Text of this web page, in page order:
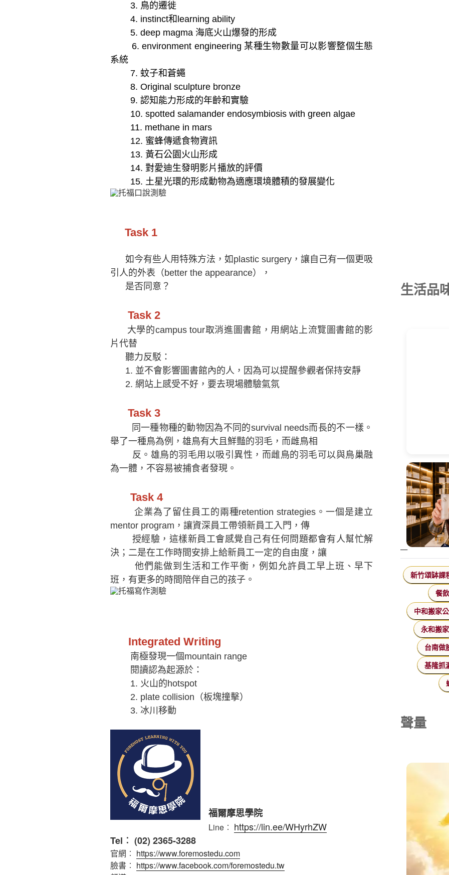
3. 鳥的遷徙
4. instinct和learning ability
5. deep magma 海底火山爆發的形成
6. environment engineering 某種生物數量可以影響整個生態
系統
7. 蚊子和蒼蠅
8. Original sculpture bronze
9. 認知能力形成的年齡和實驗
10. spotted salamander endosymbiosis with green algae
11. methane in mars
12. 蜜蜂傳遞食物資訊
13. 黃石公園火山形成
14. 對愛迪生發明影片播放的評價
15. 土星光環的形成動物為適應環境體積的發展變化
Task 1
如今有些人用特殊方法，如plastic surgery，讓自己有一個更吸
引人的外表（better the appearance），
是否同意？
Task 2
大學的campus tour取消進圖書館，用網站上流覽圖書館的影
片代替
聽力反駁：
1. 並不會影響圖書館內的人，因為可以提醒參觀者保持安靜
2. 網站上感受不好，要去現場體驗氣氛
Task 3
同一種物種的動物因為不同的survival needs而長的不一樣。
舉了一種鳥為例，雄鳥有大且鮮豔的羽毛，而雌鳥相
反。雄鳥的羽毛用以吸引異性，而雌鳥的羽毛可以與鳥巢融
為一體，不容易被捕食者發現。
Task 4
企業為了留住員工的兩種retention strategies。一個是建立
mentor program，讓資深員工帶領新員工入門，傳
授經驗，這樣新員工會感覺自己有任何問題都會有人幫忙解
決；二是在工作時間安排上給新員工一定的自由度，讓
他們能做到生活和工作平衡， 例 如允許員工早上班 、早下
班，有更多的時間陪伴自己的孩子。
Integrated Writing
南極發現一個mountain range
閱讀認為起源於：
1. 火山的hotspot
2. plate collision （板塊撞擊）
3. 冰川移動
福爾摩思學院
Line︰ https://lin.ee/WHyrhZW
Tel︰ (02) 2365-3288
官網︰ https://www.foremostedu.com
臉書︰ https://www.facebook.com/foremostedu.tw
生活品
新竹頌缽課
餐
中和搬家
永和搬家
台南做
基隆抓
聲量